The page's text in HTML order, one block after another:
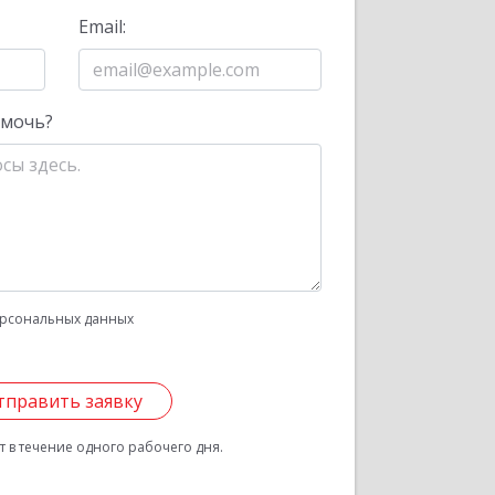
Email:
данных
заявку
в течение одного рабочего дня.